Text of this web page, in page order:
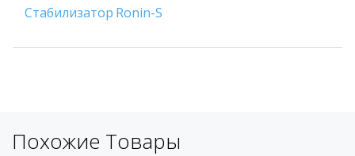
Стабилизатор Ronin-S
Похожие Товары